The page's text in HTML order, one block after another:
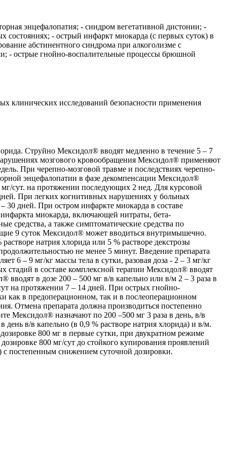
энцефалопатия; - синдром вегетативной дистонии; -
состояниях; - острый инфаркт миокарда (с первых суток) в
абстинентного синдрома при алкоголизме с
- острые гнойно-воспалительные процессы брюшной
клинических исследований безопасности применения
Струйно Мексидол® вводят медленно в течение 5 – 7
мозгового кровообращения Мексидол® применяют
При черепно-мозговой травме и последствиях черепно-
энцефалопатии в фазе декомпенсации Мексидол®
мг/сут. на протяжении последующих 2 нед. Для курсовой
При легких когнитивных нарушениях у больных
30 дней. При остром инфаркте миокарда в составе
миокарда, включающей нитраты, бета-
средства, а также симптоматические средства по
9 суток Мексидол® может вводиться внутримышечно.
натрия хлорида или 5 % растворе декстрозы
не менее 5 минут. Введение препарата
6 – 9 мг/кг массы тела в сутки, разовая доза - 2 – 3 мг/кг
стадий в составе комплексной терапии Мексидол® вводят
в дозе 200 – 500 мг в/в капельно или в/м 2 – 3 раза в
на протяжении 7 – 14 дней. При острых гнойно-
как в предоперационном, так и в послеоперационном
Отмена препарата должна производиться постепенно
Мексидол® назначают по 200 –500 мг 3 раза в день, в/в
день в/в капельно (в 0,9 % растворе натрия хлорида) и в/м.
800 мг в первые сутки, при двукратном режиме
800 мг/сут до стойкого купирования проявлений
с постепенным снижением суточной дозировки.